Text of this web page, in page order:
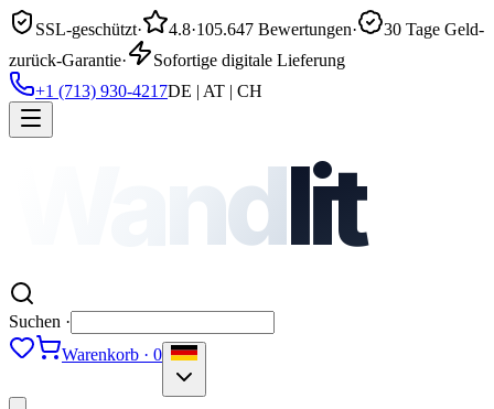
SSL-geschützt· 4.8·105.647 Bewertungen·
30 Tage Geld-
zurück-Garantie·
Sofortige digitale Lieferung
+1 (713) 930-4217DE | AT | CH
Wandlit
Suchen ·
Warenkorb · 0